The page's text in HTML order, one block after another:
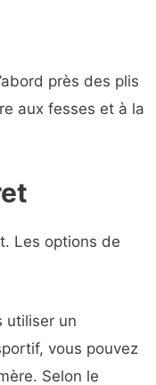
près des plis
aux fesses et à la
Les options de
utiliser un
vous pouvez
Selon le